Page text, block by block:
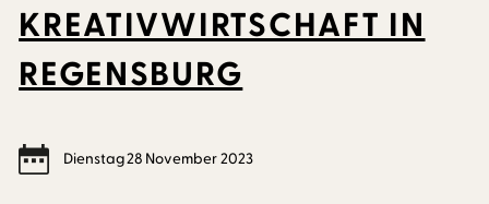
KREATIVWIRTSCHAFT IN
REGENSBURG
Dienstag28 November2023